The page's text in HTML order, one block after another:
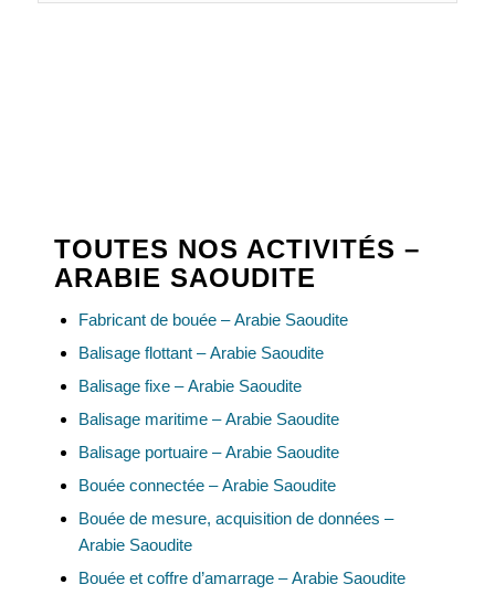
TOUTES NOS ACTIVITÉS –
ARABIE SAOUDITE
Fabricant de bouée – Arabie Saoudite
Balisage flottant – Arabie Saoudite
Balisage fixe – Arabie Saoudite
Balisage maritime – Arabie Saoudite
Balisage portuaire – Arabie Saoudite
Bouée connectée – Arabie Saoudite
Bouée de mesure, acquisition de données –
Arabie Saoudite
Bouée et coffre d’amarrage – Arabie Saoudite